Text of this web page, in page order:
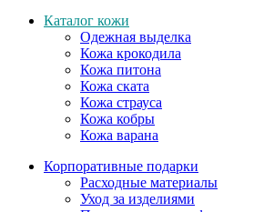
Каталог кожи
Одежная выделка
Кожа крокодила
Кожа питона
Кожа ската
Кожа страуса
Кожа кобры
Кожа варана
Корпоративные подарки
Расходные материалы
Уход за изделиями